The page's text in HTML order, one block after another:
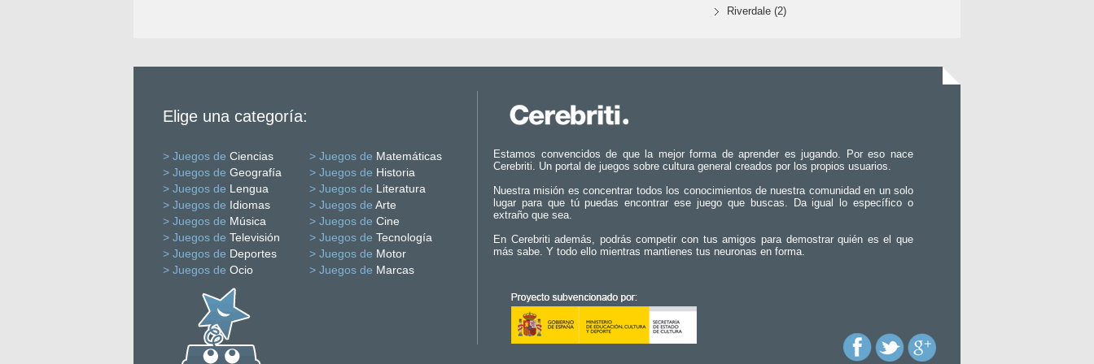
Riverdale (2)
Elige una categoría:
> Juegos de Ciencias > Juegos de Matemáticas
> Juegos de Geografía > Juegos de Historia
> Juegos de Lengua > Juegos de Literatura
> Juegos de Idiomas > Juegos de Arte
> Juegos de Música > Juegos de Cine
> Juegos de Televisión > Juegos de Tecnología
> Juegos de Deportes > Juegos de Motor
> Juegos de Ocio > Juegos de Marcas
Estamos convencidos de que la mejor forma de aprender es jugando. Por eso nace
Cerebriti. Un portal de juegos sobre cultura general creados por los propios usuarios.
Nuestra misión es concentrar todos los conocimientos de nuestra comunidad en un solo
lugar para que tú puedas encontrar ese juego que buscas. Da igual lo específico o
extraño que sea.
En Cerebriti además, podrás competir con tus amigos para demostrar quién es el que
más sabe. Y todo ello mientras mantienes tus neuronas en forma.